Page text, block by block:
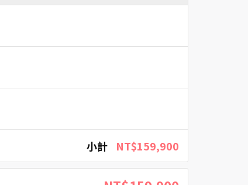
小計 NT$159,900